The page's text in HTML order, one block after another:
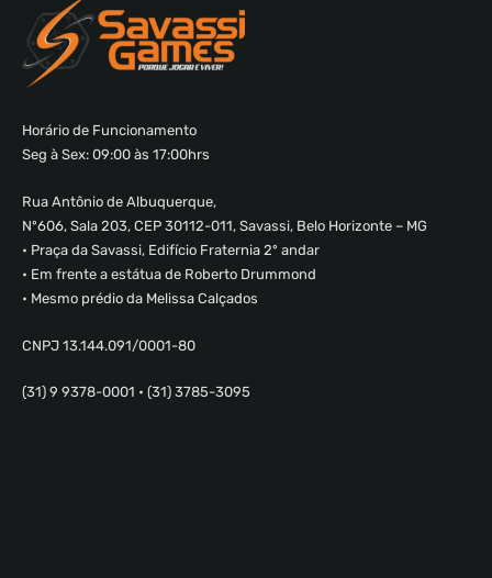
Horário de Funcionamento
Seg à Sex: 09:00 às 17:00hrs
Rua Antônio de Albuquerque,
Nº606, Sala 203, CEP 30112-011, Savassi, Belo Horizonte – MG
• Praça da Savassi, Edifício Fraternia 2º andar
• Em frente a estátua de Roberto Drummond
• Mesmo prédio da Melissa Calçados
CNPJ 13.144.091/0001-80
(31) 9 9378-0001 • (31) 3785-3095